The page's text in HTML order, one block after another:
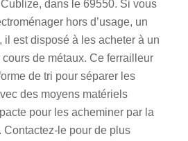
dans le 69550. Si vous
hors d’usage, un
est disposé à les acheter à un
de métaux. Ce ferrailleur
de tri pour séparer les
des moyens matériels
pour les acheminer par la
Contactez-le pour de plus